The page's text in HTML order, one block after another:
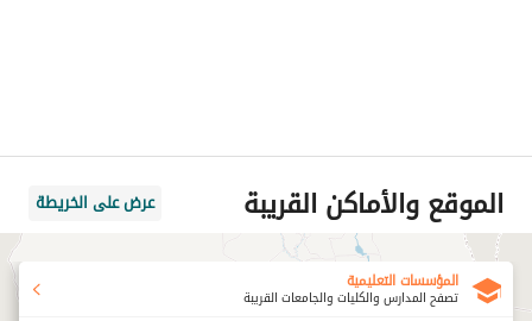
الموقع والأماكن القريبة عرض على الخريطة
المؤسسات التعليمية
تصفح المدارس والكليات والجامعات القريبة